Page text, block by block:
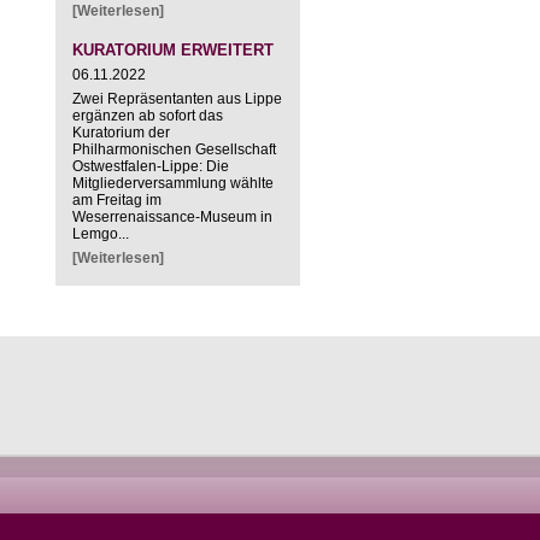
[Weiterlesen]
KURATORIUM ERWEITERT
06.11.2022
Zwei Repräsentanten aus Lippe
ergänzen ab sofort das
Kuratorium der
Philharmonischen Gesellschaft
Ostwestfalen-Lippe: Die
Mitgliederversammlung wählte
am Freitag im
Weserrenaissance-Museum in
Lemgo...
[Weiterlesen]